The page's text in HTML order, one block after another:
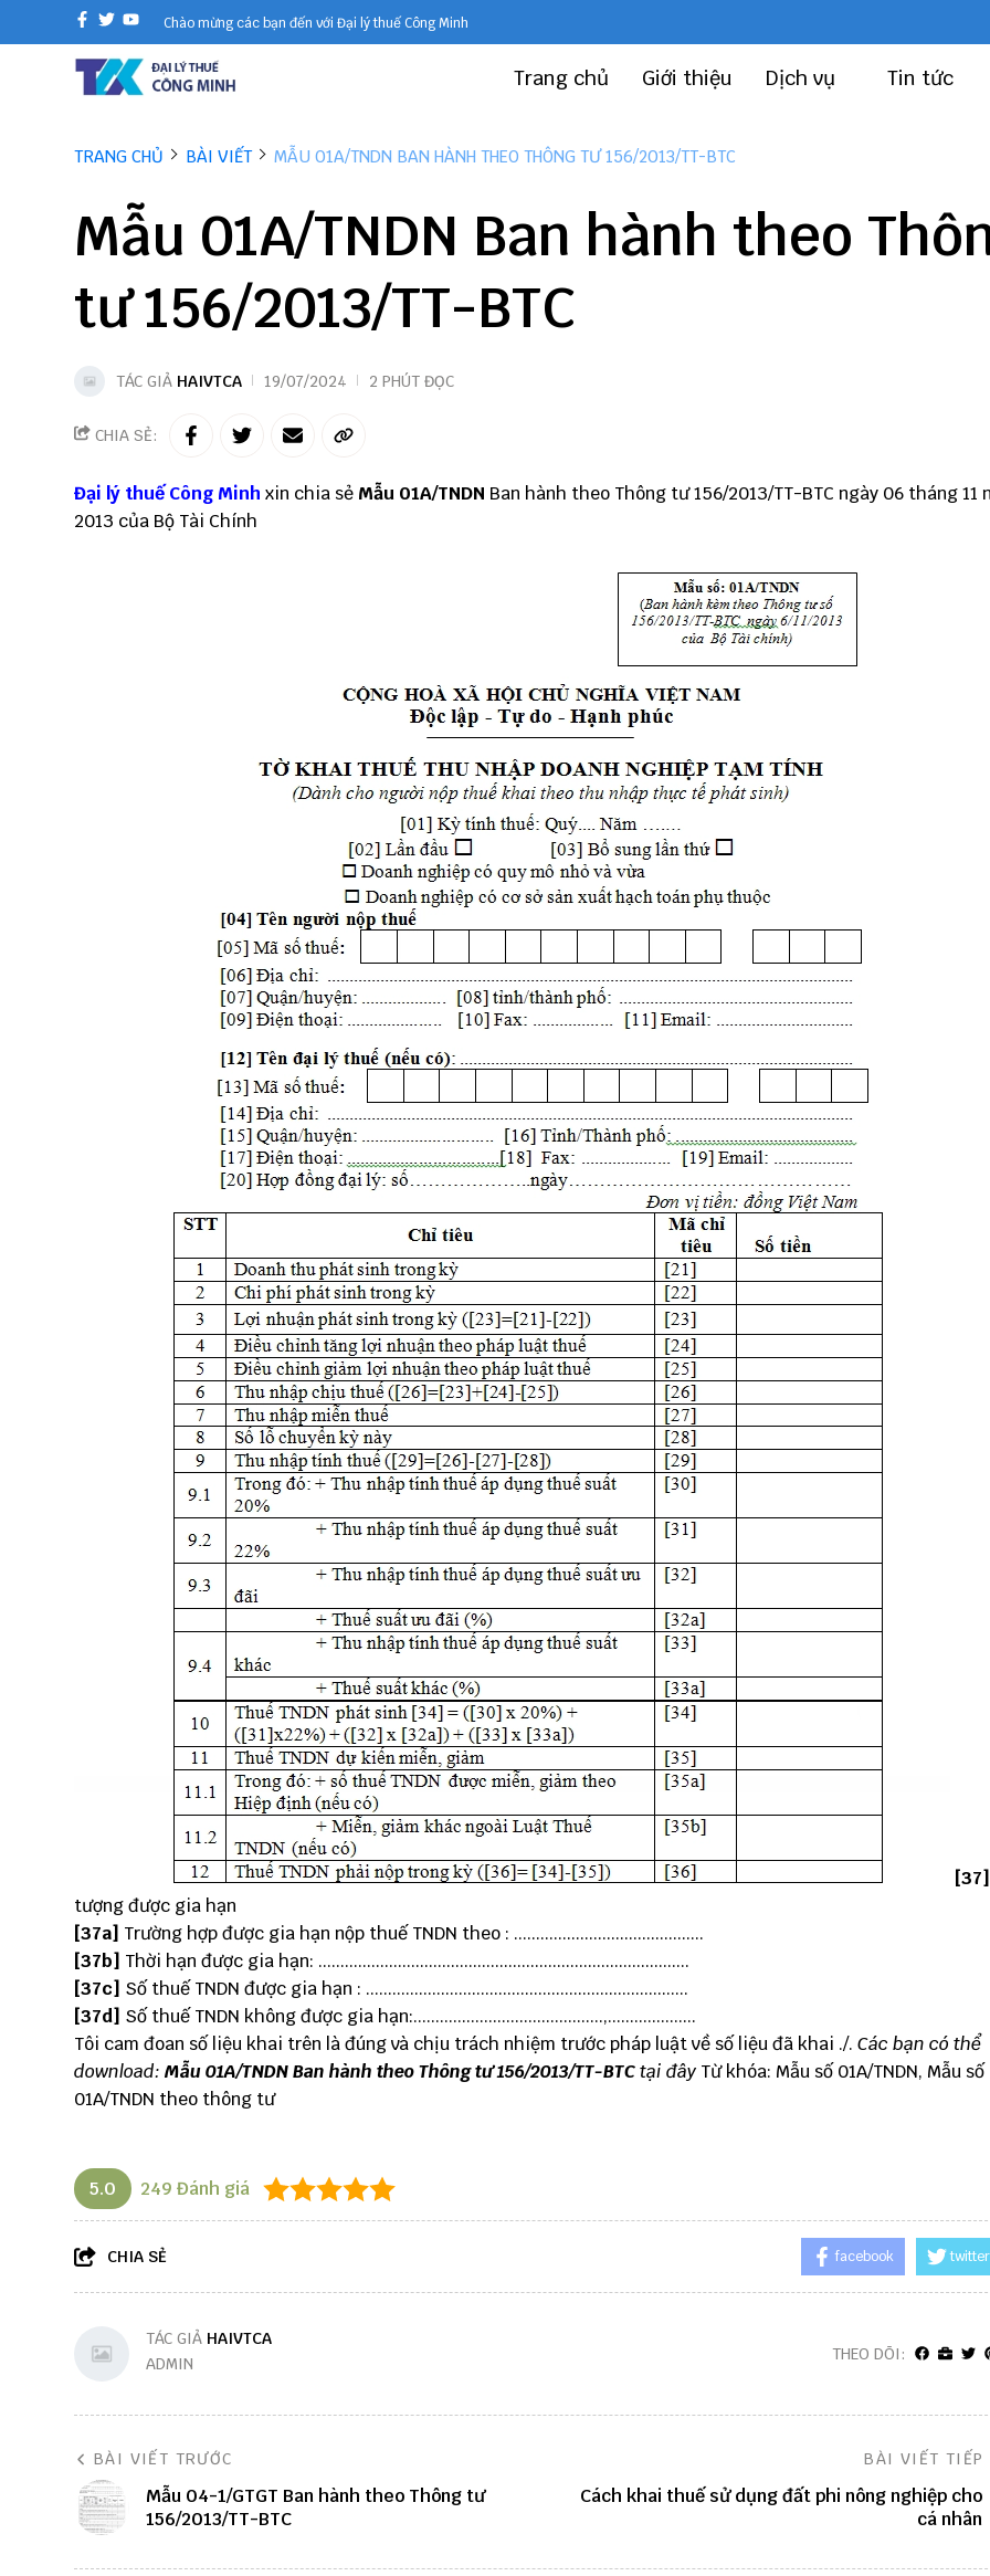
Chào mừng các bạn đến với Đại lý thuế Công Minh
Trang chủ Giới thiệu Dịch vụ Tin tức
TRANG CHỦ BÀI VIẾT MẪU 01A/TNDN BAN HÀNH THEO THÔNG TƯ 156/2013/TT-BTC
Mẫu 01A/TNDN Ban hành theo
tư 156/2013/TT-BTC
TÁC GIẢ HAIVTCA 19/07/2024 2 PHÚT ĐỌC
CHIA SẺ:
Đại lý thuế Công Minh xin chia sẻ Mẫu 01A/TNDN Ban hành theo Thông tư 156/2013/TT-BTC ngày 06 tháng 11
2013 của Bộ Tài Chính
[37]
tượng được gia hạn
[37a] Trường hợp được gia hạn nộp thuế TNDN theo : ...........................................
[37b] Thời hạn được gia hạn: ....................................................................................
[37c] Số thuế TNDN được gia hạn : .........................................................................
[37d] Số thuế TNDN không được gia hạn:...........................................,....................
Tôi cam đoan số liệu khai trên là đúng và chịu trách nhiệm trước pháp luật về số liệu đã khai ./. Các bạn có thể
download: Mẫu 01A/TNDN Ban hành theo Thông tư 156/2013/TT-BTCtại đây Từ khóa: Mẫu số 01A/TNDN, Mẫu số
01A/TNDN theo thông tư
5.0 249 Đánh giá
CHIA SẺ facebook twitter
TÁC GIẢ HAIVTCA
ADMIN
THEO DÕI:
BÀI VIẾT TRƯỚC
Mẫu 04-1/GTGT Ban hành theo Thông tư
156/2013/TT-BTC
BÀI VIẾT TIẾP
Cách khai thuế sử dụng đất phi nông nghiệp cho
cá nhân